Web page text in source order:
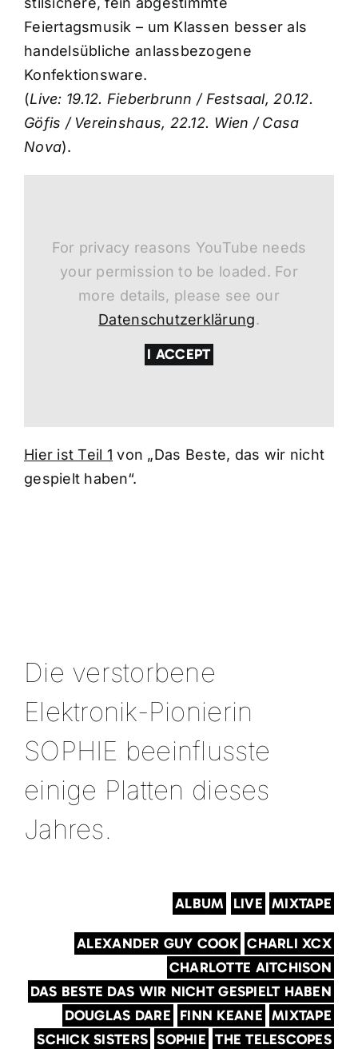
Feiertagsmusik – um Klassen besser als
handelsübliche anlassbezogene
Konfektionsware.
(Live: 19.12. Fieberbrunn / Festsaal, 20.12.
Göfis / Vereinshaus, 22.12. Wien / Casa
Nova).
For privacy reasons YouTube needs
your permission to be loaded. For
more details, please see our
Datenschutzerklärung.
I ACCEPT
Hier ist Teil 1 von „Das Beste, das wir nicht
gespielt haben“.
Die verstorbene
Elektronik-Pionierin
SOPHIE beeinflusste
einige Platten dieses
Jahres.
ALBUM LIVE MIXTAPE
ALEXANDER GUY COOK CHARLI XCX
CHARLOTTE AITCHISON
DAS BESTE DAS WIR NICHT GESPIELT HABEN
DOUGLAS DARE FINN KEANE MIXTAPE
SCHICK SISTERS SOPHIE THE TELESCOPES